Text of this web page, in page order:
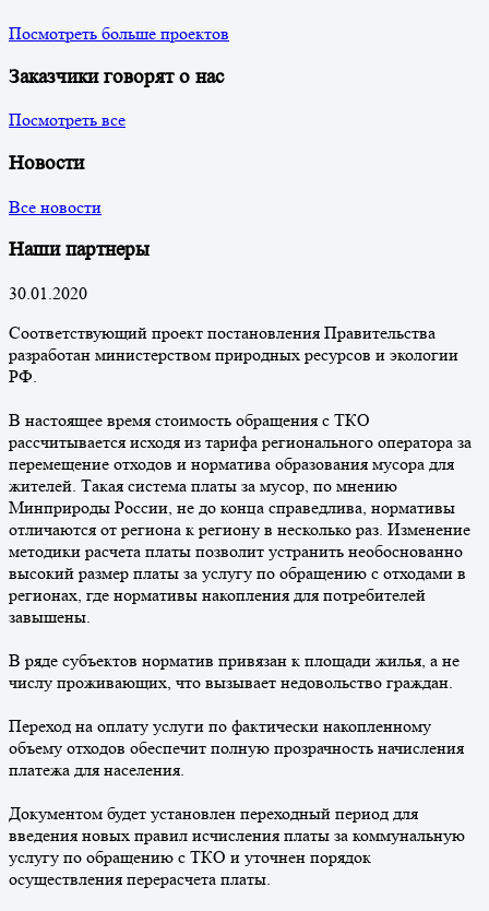
Посмотреть больше проектов
Заказчики говорят о нас
Посмотреть все
Новости
Все новости
Наши партнеры
30.01.2020
Соответствующий проект постановления Правительства
разработан министерством природных ресурсов и экологии
РФ.
В настоящее время стоимость обращения с ТКО
рассчитывается исходя из тарифа регионального оператора за
перемещение отходов и норматива образования мусора для
жителей. Такая система платы за мусор, по мнению
Минприроды России, не до конца справедлива, нормативы
отличаются от региона к региону в несколько раз. Изменение
методики расчета платы позволит устранить необоснованно
высокий размер платы за услугу по обращению с отходами в
регионах, где нормативы накопления для потребителей
завышены.
В ряде субъектов норматив привязан к площади жилья, а не
числу проживающих, что вызывает недовольство граждан.
Переход на оплату услуги по фактически накопленному
объему отходов обеспечит полную прозрачность начисления
платежа для населения.
Документом будет установлен переходный период для
введения новых правил исчисления платы за коммунальную
услугу по обращению с ТКО и уточнен порядок
осуществления перерасчета платы.